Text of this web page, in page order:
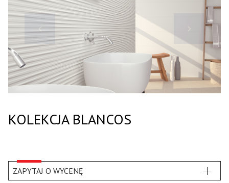
KOLEKCJA BLANCOS
ZAPYTAJ O WYCENĘ